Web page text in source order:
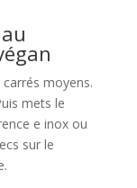
moyens.
mets le
e inox ou
sur le